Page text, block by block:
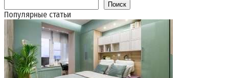
Поиск
Популярные статьи